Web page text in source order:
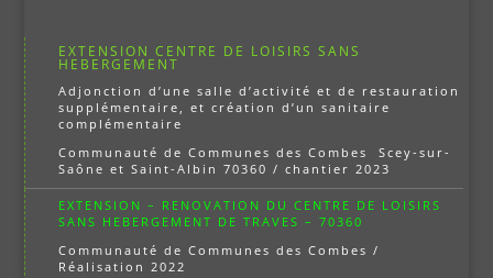
EXTENSION CENTRE DE LOISIRS SANS
HEBERGEMENT
Adjonction d’une salle d’activité et de restauration
supplémentaire, et création d’un sanitaire
complémentaire
Communauté de Communes des Combes Scey-sur-
Saône et Saint-Albin 70360 / chantier 2023
EXTENSION – RENOVATION DU CENTRE DE LOISIRS
SANS HEBERGEMENT DE TRAVES – 70360
Communauté de Communes des Combes /
Réalisation 2022